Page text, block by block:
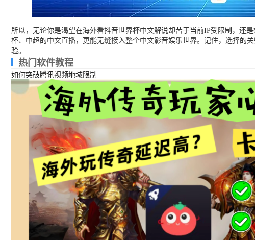
所以，无论你是渴望在海外看抖音世界杯中文解说却苦于当前IP受限制，还
杯、中超的中文直播，更能无缝接入整个中文影音娱乐世界。记住，选择的
验。
热门软件教程
如何突破腾讯视频地域限制